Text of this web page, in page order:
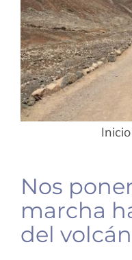
Nos
marcha
del